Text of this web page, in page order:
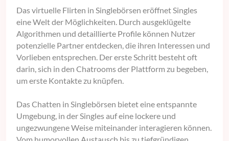
Das virtuelle Flirten in Singlebörsen eröffnet Singles
eine Welt der Möglichkeiten. Durch ausgeklügelte
Algorithmen und detaillierte Profile können Nutzer
potenzielle Partner entdecken, die ihren Interessen und
Vorlieben entsprechen. Der erste Schritt besteht oft
darin, sich in den Chatrooms der Plattform zu begeben,
um erste Kontakte zu knüpfen.
Das Chatten in Singlebörsen bietet eine entspannte
Umgebung, in der Singles auf eine lockere und
ungezwungene Weise miteinander interagieren können.